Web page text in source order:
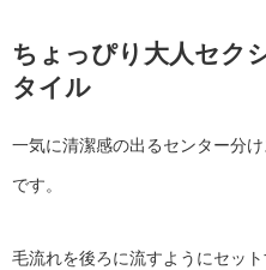
ちょっぴり大人セク
タイル
一気に清潔感の出るセンター分
です。
毛流れを後ろに流すようにセッ